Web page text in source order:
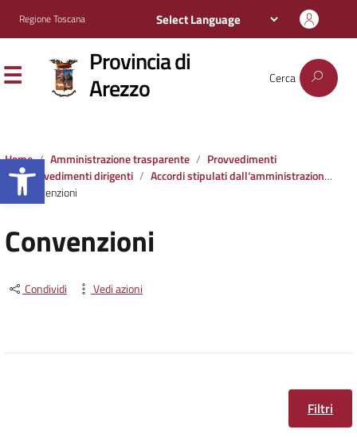
Apri la barra degli strumenti
Regione Toscana
Provincia di
Arezzo Cerca
Home Amministrazione trasparente
Provvedimenti
Provvedimenti dirigenti
Accordi stipulati dall‘amministrazione con soggetti privati o con altre amministrazioni pubbliche
Convenzioni
Convenzioni
Condividi Vedi azioni
Filtri